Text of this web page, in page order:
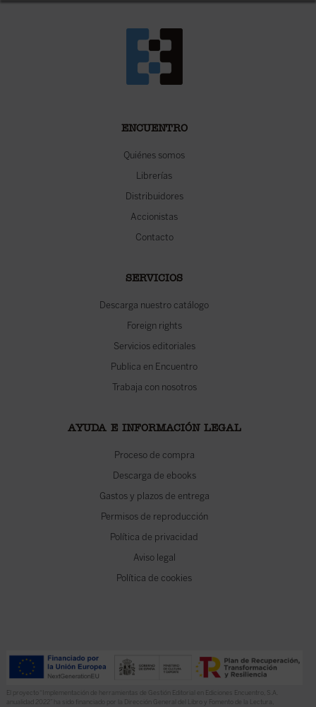
ENCUENTRO
Quiénes somos
Librerías
Distribuidores
Accionistas
Contacto
SERVICIOS
Descarga nuestro catálogo
Foreign rights
Servicios editoriales
Publica en Encuentro
Trabaja con nosotros
AYUDA E INFORMACIÓN LEGAL
Proceso de compra
Descarga de ebooks
Gastos y plazos de entrega
Permisos de reproducción
Política de privacidad
Aviso legal
Política de cookies
El proyecto “Implementación de herramientas de Gestión Editorial en Ediciones Encuentro, S.A.
anualidad 2022” ha sido financiado por la Dirección General del Libro y Fomento de la Lectura,